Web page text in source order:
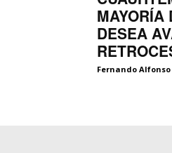
MAYORÍA
DESEA
Fernando Alfonso